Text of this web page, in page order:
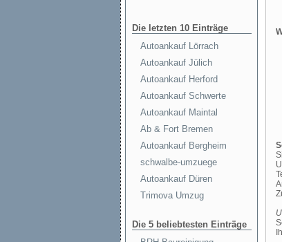
Die letzten 10 Einträge
Autoankauf Lörrach
Autoankauf Jülich
Autoankauf Herford
Autoankauf Schwerte
Autoankauf Maintal
Ab & Fort Bremen
Autoankauf Bergheim
schwalbe-umzuege
Autoankauf Düren
Trimova Umzug
Die 5 beliebtesten Einträge